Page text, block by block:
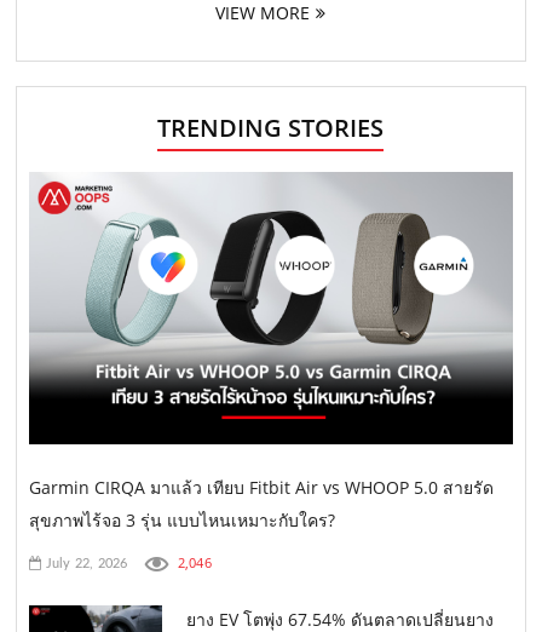
VIEW MORE
TRENDING STORIES
Garmin CIRQA มาแล้ว เทียบ Fitbit Air vs WHOOP 5.0 สายรัด
สุขภาพไร้จอ 3 รุ่น แบบไหนเหมาะกับใคร?
July 22, 2026 2,046
ยาง EV โตพุ่ง 67.54% ดันตลาดเปลี่ยนยาง